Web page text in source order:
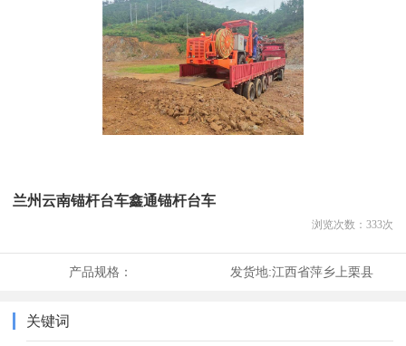
兰州云南锚杆台车鑫通锚杆台车
浏览次数： 333次
产品规格： 发货地:江西省萍乡上栗县
关键词